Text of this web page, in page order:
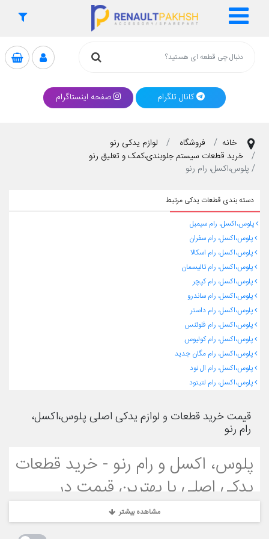
کانال تلگرام صفحه اینستاگرام
خانه فروشگاه
لوازم یدکی رنو
خرید قطعات سیستم جلوبندی،کمک و تعلیق رنو
پلوس،اکسل، رام رنو
دسته بندی قطعات یدکی مرتبط
پلوس،اکسل، رام سیمبل
پلوس،اکسل، رام سفران
پلوس،اکسل، رام اسکالا
پلوس،اکسل، رام تالیسمان
پلوس،اکسل، رام کپچر
پلوس،اکسل، رام ساندرو
پلوس،اکسل، رام داستر
پلوس،اکسل، رام فلوئنس
پلوس،اکسل، رام کولیوس
پلوس،اکسل، رام مگان جدید
پلوس،اکسل، رام ال نود
پلوس،اکسل، رام لتیتود
قیمت خرید قطعات و لوازم یدکی اصلی پلوس،اکسل،
رام رنو
پلوس، اکسل و رام رنو - خرید قطعات
یدکی اصلی با بهترین قیمت در
مشاهده بیشتر